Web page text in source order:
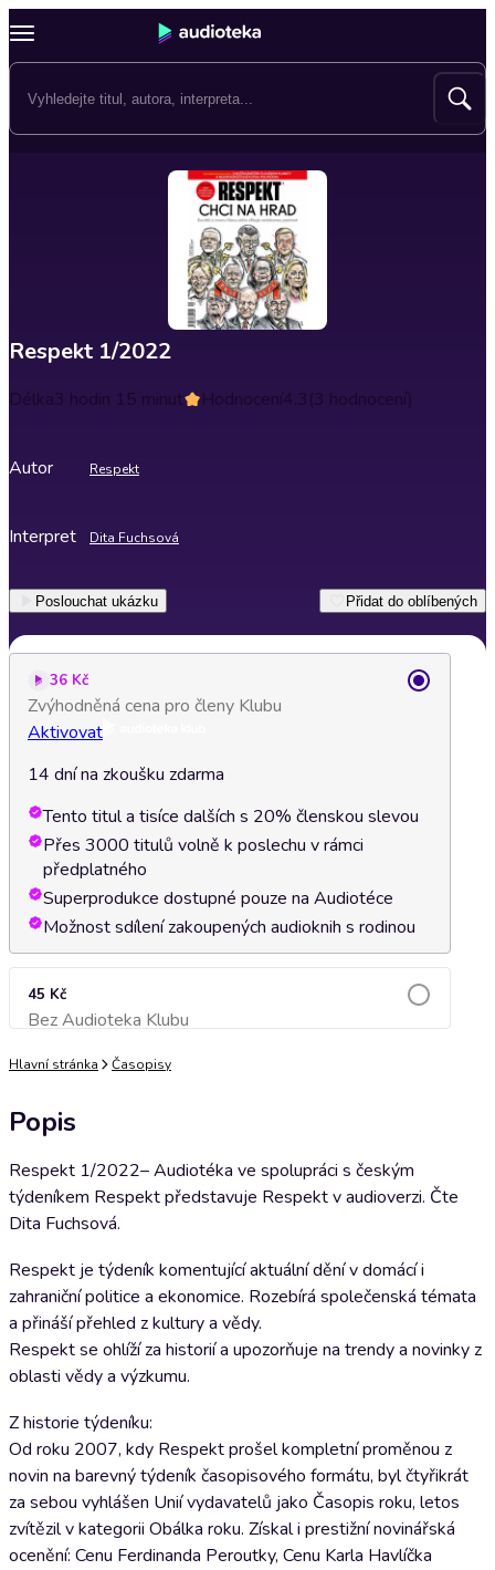
Respekt 1/2022
Délka3 hodin 15 minut Hodnocení4.3(3 hodnocení)
Autor Respekt
Interpret Dita Fuchsová
Poslouchat ukázku Přidat do oblíbených
36 Kč
Zvýhodněná cena pro členy Klubu
Aktivovat
14 dní na zkoušku zdarma
Tento titul a tisíce dalších s 20% členskou slevou
Přes 3000 titulů volně k poslechu v rámci
předplatného
Superprodukce dostupné pouze na Audiotéce
Možnost sdílení zakoupených audioknih s rodinou
45 Kč
Bez Audioteka KlubuPřidat do košíku
Hlavní stránka Časopisy
Popis
Respekt 1/2022– Audiotéka ve spolupráci s českým
týdeníkem Respekt představuje Respekt v audioverzi. Čte
Dita Fuchsová.
Respekt je týdeník komentující aktuální dění v domácí i
zahraniční politice a ekonomice. Rozebírá společenská témata
a přináší přehled z kultury a vědy.
Respekt se ohlíží za historií a upozorňuje na trendy a novinky z
oblasti vědy a výzkumu.
Z historie týdeníku:
Od roku 2007, kdy Respekt prošel kompletní proměnou z
novin na barevný týdeník časopisového formátu, byl čtyřikrát
za sebou vyhlášen Unií vydavatelů jako Časopis roku, letos
zvítězil v kategorii Obálka roku. Získal i prestižní novinářská
ocenění: Cenu Ferdinanda Peroutky, Cenu Karla Havlíčka